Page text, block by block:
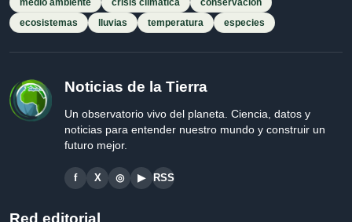
medio ambiente
crisis climática
conservación
ecosistemas
lluvias temperatura especies
Noticias de la Tierra
Un observatorio vivo del planeta. Ciencia, datos y
noticias para entender nuestro mundo y construir un
futuro mejor.
f X ◎ ▶ RSS